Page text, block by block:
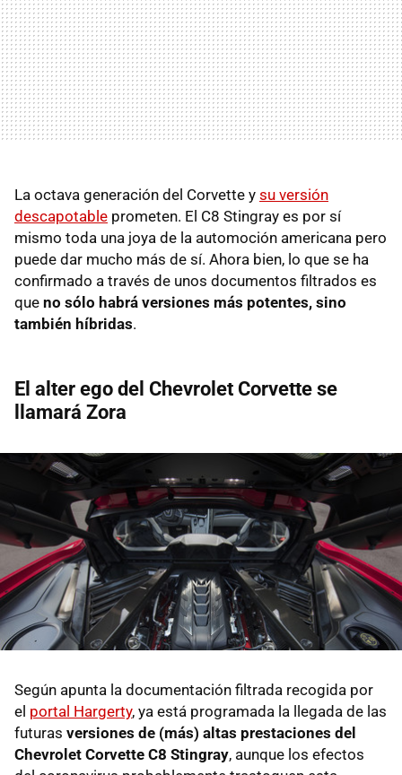
La octava generación del Corvette y su versión
descapotable prometen. El C8 Stingray es por sí
mismo toda una joya de la automoción americana pero
puede dar mucho más de sí. Ahora bien, lo que se ha
confirmado a través de unos documentos filtrados es
que no sólo habrá versiones más potentes, sino
también híbridas.
El alter ego del Chevrolet Corvette se
llamará Zora
Según apunta la documentación filtrada recogida por
el portal Hargerty, ya está programada la llegada de las
futuras versiones de (más) altas prestaciones del
Chevrolet Corvette C8 Stingray, aunque los efectos